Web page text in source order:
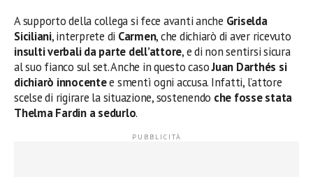
A supporto della collega si fece avanti anche Griselda
Siciliani, interprete di Carmen, che dichiarò di aver ricevuto
insulti verbali da parte dell’attore, e di non sentirsi sicura
al suo fianco sul set. Anche in questo casoJuan Darthés si
dichiarò innocentee smentì ogni accusa. Infatti, l’attore
scelse di rigirare la situazione, sostenendo che fosse stata
Thelma Fardin a sedurlo.